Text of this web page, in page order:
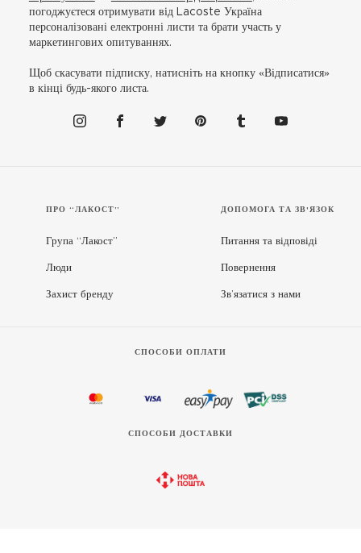
погоджуєтеся отримувати від Lacoste Україна
персоналізовані електронні листи та брати участь у
маркетингових опитуваннях.
Щоб скасувати підписку, натисніть на кнопку «Відписатися»
в кінці будь-якого листа.
ПРО “ЛАКОСТ”
Група “Лакост”
Люди
Захист бренду
ДОПОМОГА ТА ЗВ'ЯЗОК
Питання та відповіді
Повернення
Зв’язатися з нами
СПОСОБИ ОПЛАТИ
СПОСОБИ ДОСТАВКИ